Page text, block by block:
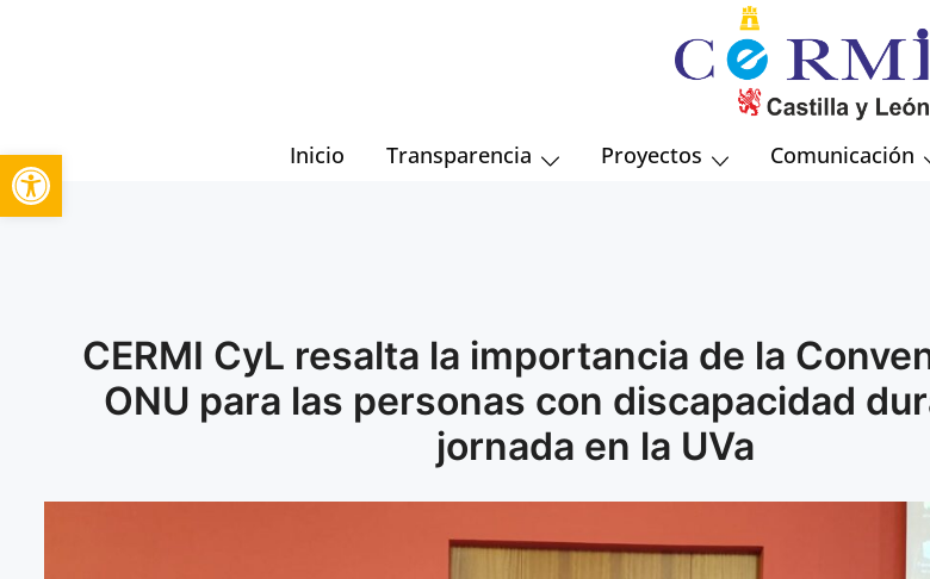
Abrir barra de herramientas
Inicio Transparencia Proyectos Comunicación
CERMI CyL resalta la importancia de la
ONU para las personas con discapacidad
jornada en la UVa